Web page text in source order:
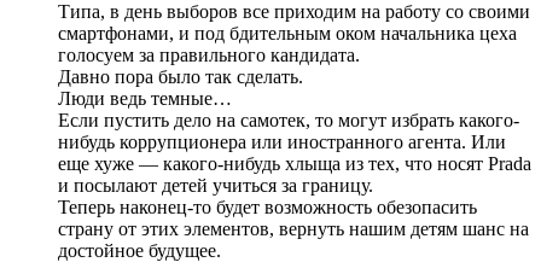
Типа, в день выборов все приходим на работу со своими
смартфонами, и под бдительным оком начальника цеха
голосуем за правильного кандидата.
Давно пора было так сделать.
Люди ведь темные…
Если пустить дело на самотек, то могут избрать какого-
нибудь коррупционера или иностранного агента. Или
еще хуже — какого-нибудь хлыща из тех, что носят Prada
и посылают детей учиться за границу.
Теперь наконец-то будет возможность обезопасить
страну от этих элементов, вернуть нашим детям шанс на
достойное будущее.